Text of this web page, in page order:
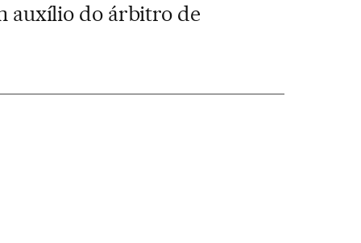
auxílio do árbitro de